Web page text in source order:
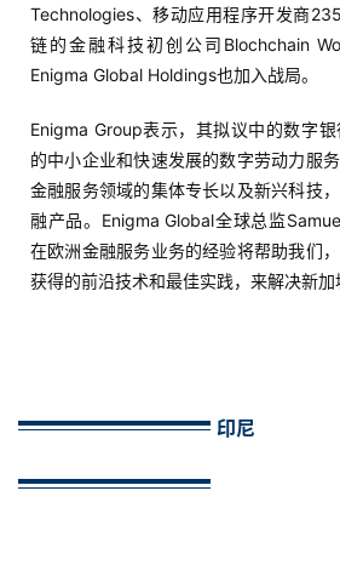
Technologies、移动应用程序开发商
链的金融科技初创公司Blochchain
Enigma Global Holdings也加入战局。
Enigma Group表示，其拟议中的数字
的中小企业和快速发展的数字劳动力服
金融服务领域的集体专长以及新兴科技
融产品。Enigma Global全球总监
在欧洲金融服务业务的经验将帮助我们
获得的前沿技术和最佳实践，来解决新加
印尼